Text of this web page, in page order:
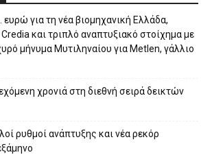
ευρώ για τη νέα βιομηχανική Ελλάδα,
και τριπλό αναπτυξιακό στοίχημα με
μήνυμα Μυτιληναίου για Metlen, γάλλιο
χρονιά στη διεθνή σειρά δεικτών
ρυθμοί ανάπτυξης και νέα ρεκόρ